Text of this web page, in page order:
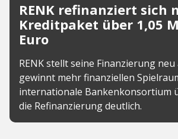
RENK refinanziert sich
Kreditpaket über 1,05
Euro
RENK stellt seine Finanzierung
gewinnt mehr finanziellen
internationale Bankenkonsortium
die Refinanzierung deutlich.